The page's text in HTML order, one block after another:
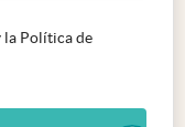
la Política de